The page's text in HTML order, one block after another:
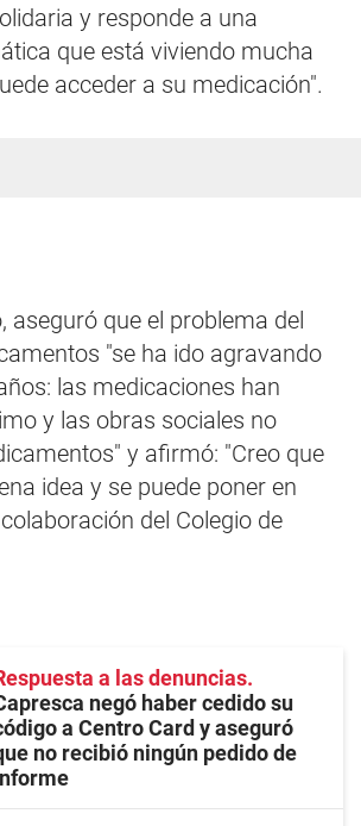
y responde a una
que está viviendo mucha
acceder a su medicación".
aseguró que el problema del
"se ha ido agravando
las medicaciones han
y las obras sociales no
y afirmó: "Creo que
idea y se puede poner en
del Colegio de
a las denuncias
negó haber cedido su
a Centro Card y aseguró
no recibió ningún pedido de